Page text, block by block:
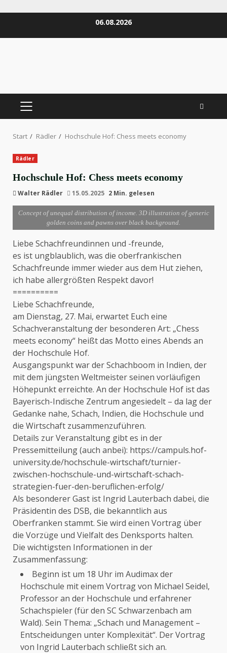
06.08.2026
PRIMÄRES
Start Rädler Hochschule Hof: Chess meets economy
Rädler
Hochschule Hof: Chess meets economy
Walter Rädler 15.05.2025 2 Min. gelesen
Concept of unequal distribution of income. 3D illustration of generic
golden coins and pawns over black background.
Liebe Schachfreundinnen und -freunde,
es ist ungblaublich, was die oberfrankischen
Schachfreunde immer wieder aus dem Hut ziehen,
ich habe allergrößten Respekt davor!
==========
Liebe Schachfreunde,
am Dienstag, 27. Mai, erwartet Euch eine
Schachveranstaltung der besonderen Art: „Chess
meets economy“ heißt das Motto eines Abends an
der Hochschule Hof.
Ausgangspunkt war der Schachboom in Indien, der
mit dem jüngsten Weltmeister seinen vorläufigen
Höhepunkt erreichte. An der Hochschule Hof ist das
Bayerisch-Indische Zentrum angesiedelt – da lag der
Gedanke nahe, Schach, Indien, die Hochschule und
die Wirtschaft zusammenzuführen.
Details zur Veranstaltung gibt es in der
Pressemitteilung (auch anbei): https://campuls.hof-
university.de/hochschule-wirtschaft/turnier-
zwischen-hochschule-und-wirtschaft-schach-
strategien-fuer-den-beruflichen-erfolg/
Als besonderer Gast ist Ingrid Lauterbach dabei, die
Präsidentin des DSB, die bekanntlich aus
Oberfranken stammt. Sie wird einen Vortrag über
die Vorzüge und Vielfalt des Denksports halten.
Die wichtigsten Informationen in der
Zusammenfassung:
Beginn ist um 18 Uhr im Audimax der
Hochschule mit einem Vortrag von Michael Seidel,
Professor an der Hochschule und erfahrener
Schachspieler (für den SC Schwarzenbach am
Wald). Sein Thema: „Schach und Management –
Entscheidungen unter Komplexität“. Der Vortrag
von Ingrid Lauterbach schließt sich an.